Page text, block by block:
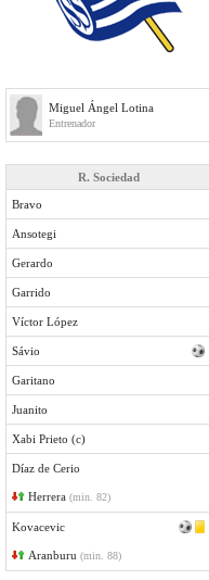
Miguel Ángel Lotina
Entrenador
R. Sociedad
Bravo
Ansotegi
Gerardo
Garrido
Víctor López
Sávio
Garitano
Juanito
Xabi Prieto (c)
Díaz de Cerio
Herrera (min. 82)
Kovacevic
Aranburu (min. 88)